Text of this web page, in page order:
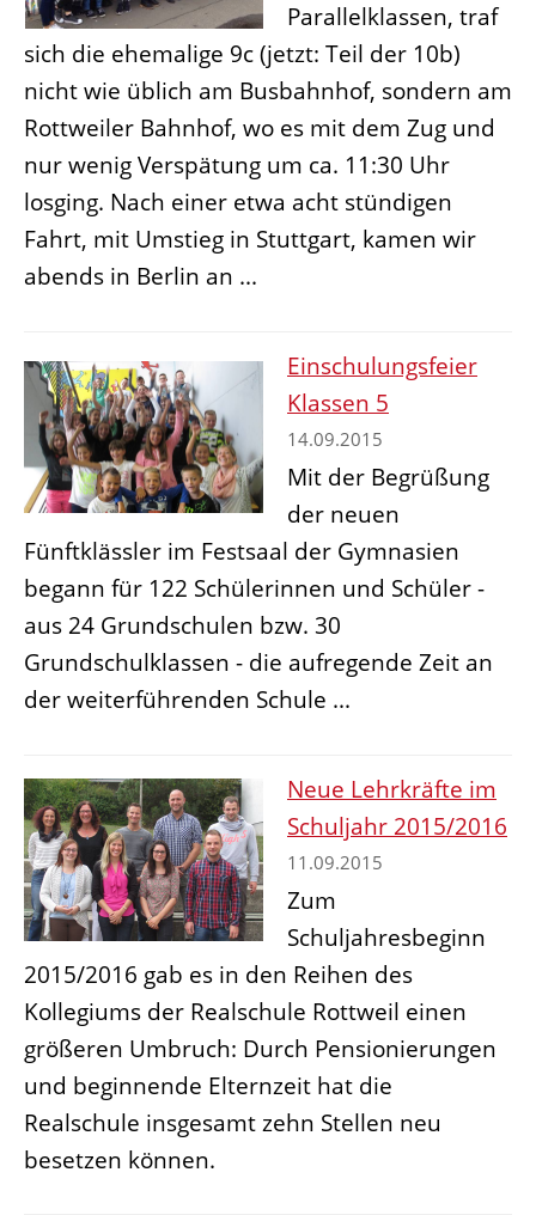
Parallelklassen, traf
sich die ehemalige 9c (jetzt: Teil der 10b)
nicht wie üblich am Busbahnhof, sondern am
Rottweiler Bahnhof, wo es mit dem Zug und
nur wenig Verspätung um ca. 11:30 Uhr
losging. Nach einer etwa acht stündigen
Fahrt, mit Umstieg in Stuttgart, kamen wir
abends in Berlin an ...
Einschulungsfeier
Klassen 5
14.09.2015
Mit der Begrüßung
der neuen
Fünftklässler im Festsaal der Gymnasien
begann für 122 Schülerinnen und Schüler -
aus 24 Grundschulen bzw. 30
Grundschulklassen - die aufregende Zeit an
der weiterführenden Schule ...
Neue Lehrkräfte im
Schuljahr 2015/2016
11.09.2015
Zum
Schuljahresbeginn
2015/2016 gab es in den Reihen des
Kollegiums der Realschule Rottweil einen
größeren Umbruch: Durch Pensionierungen
und beginnende Elternzeit hat die
Realschule insgesamt zehn Stellen neu
besetzen können.